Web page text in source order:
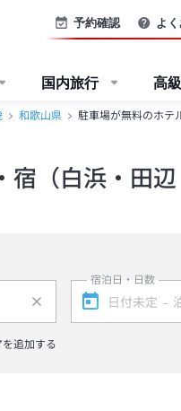
予約確認 よ
国内旅行 高
和歌山県 駐車場が無料のホテ
（白浜・田辺
追加する
宿泊日・日数